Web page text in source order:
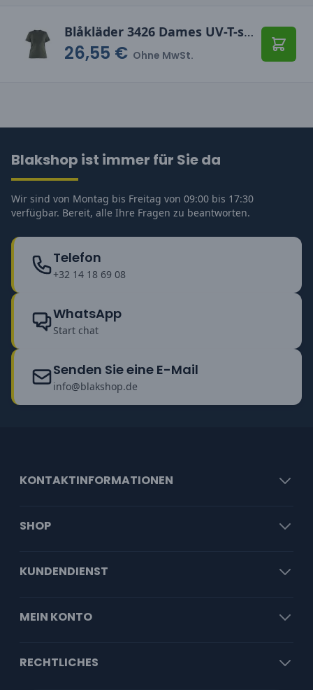
Blåkläder 3426 Dames UV-T-shirt
26,55 € Ohne MwSt. In
Blakshop ist immer für Sie da
Wir sind von Montag bis Freitag von 09:00 bis 17:30
verfügbar. Bereit, alle Ihre Fragen zu beantworten.
Telefon
+32 14 18 69 08
WhatsApp
Start chat
Senden Sie eine E-Mail
info@blakshop.de
KONTAKTINFORMATIONEN
SHOP
KUNDENDIENST
MEIN KONTO
RECHTLICHES